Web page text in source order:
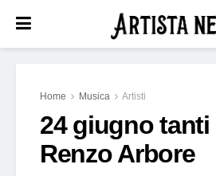
Home Musica Artisti
24 giugno
Renzo Arbore